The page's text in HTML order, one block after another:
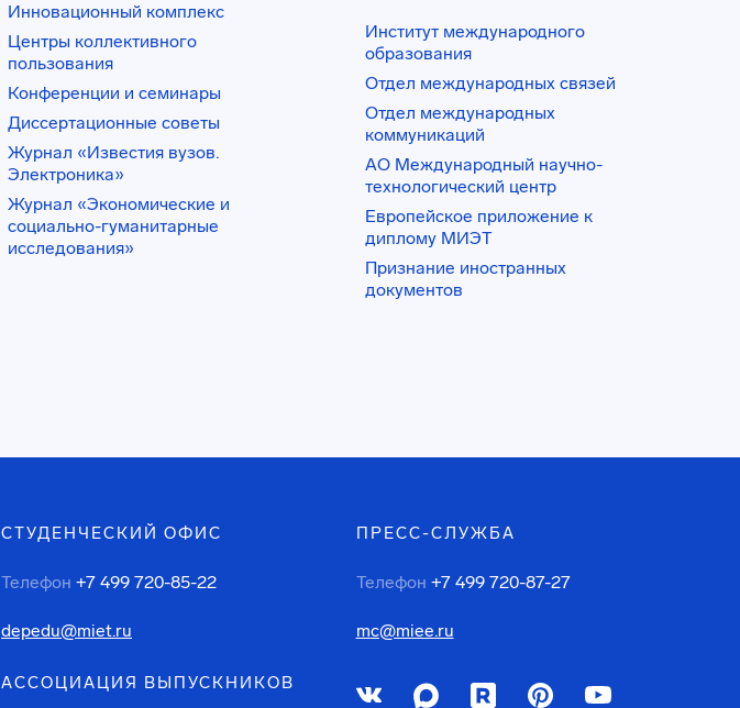
Инновационный комплекс
Центры коллективного
пользования
Конференции и семинары
Диссертационные советы
Журнал «Известия вузов.
Электроника»
Журнал «Экономические и
социально-гуманитарные
исследования»
Институт международного
образования
Отдел международных связей
Отдел международных
коммуникаций
АО Международный научно-
технологический центр
Европейское приложение к
диплому МИЭТ
Признание иностранных
документов
СТУДЕНЧЕСКИЙ ОФИС
Телефон +7 499 720-85-22
depedu@miet.ru
АССОЦИАЦИЯ ВЫПУСКНИКОВ
ПРЕСС-СЛУЖБА
Телефон +7 499 720-87-27
mc@miee.ru